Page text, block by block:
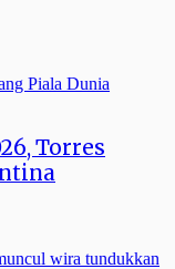
Torres